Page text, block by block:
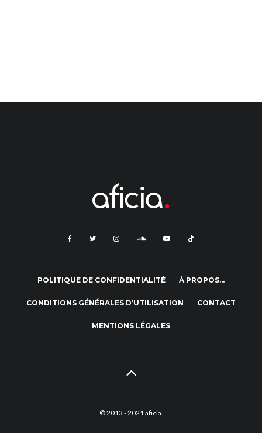
POLITIQUE DE CONFIDENTIALITÉ À PROPOS…
CONDITIONS GÉNÉRALES D’UTILISATION CONTACT
MENTIONS LÉGALES
© 2013 - 2021 aficia.